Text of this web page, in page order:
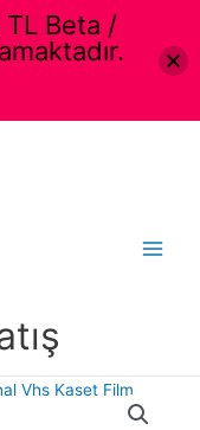
TL Beta /